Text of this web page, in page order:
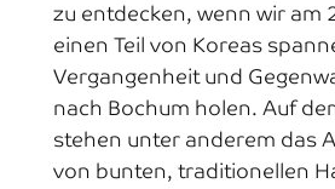
zu entdecken, wenn wir am
einen Teil von Koreas
Vergangenheit und
nach Bochum holen. Auf
stehen unter anderem das
von bunten, traditionellen